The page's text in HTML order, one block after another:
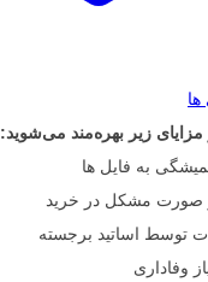
ها
زیر بهره‌مند می‌شوید:
به فایل ها
صورت مشکل در خرید
توسط اساتید برجسته
وفاداری